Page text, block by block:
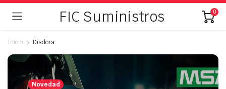
FIC Suministros 0
Inicio Diadora
Novedad